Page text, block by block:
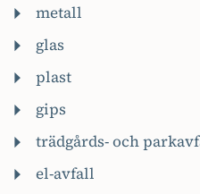
metall
glas
plast
gips
trädgårds- och
el-avfall